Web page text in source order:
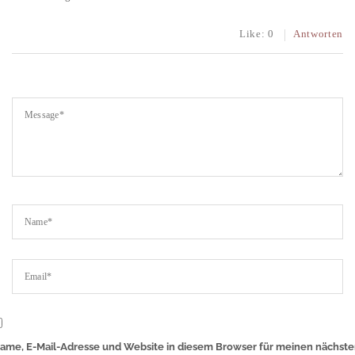
Like: 0 Antworten
E-Mail-Adresse und Website in diesem Browser für meinen